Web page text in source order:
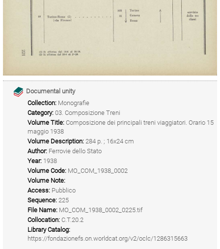
Documental unity
Collection: Monografie
Category: 03. Composizione Treni
Volume Title: Composizione dei principali treni viaggiatori. Orario 15
maggio 1938
Volume Description: 284 p. ; 16x24 cm
Author: Ferrovie dello Stato
Year: 1938
Volume Code: MO_COM_1938_0002
Volume Note:
Access: Pubblico
Sequence: 225
File Name: MO_COM_1938_0002_0225.tif
Collocation: C.T.20.2
Library Catalog:
https://fondazionefs.on.worldcat.org/v2/oclc/1286315663